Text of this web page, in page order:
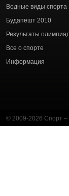
Водные виды спорта
Будапешт 2010
Результаты
Все о спорте
Информация
© 2009-2026 Спорт –